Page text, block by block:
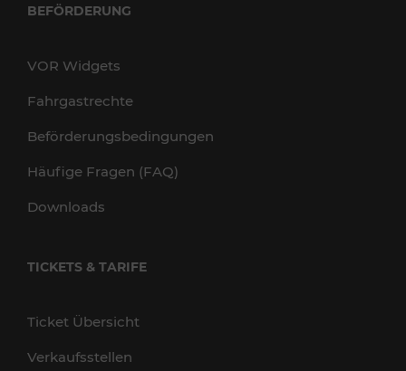
BEFÖRDERUNG
VOR Widgets
Fahrgastrechte
Beförderungsbedingungen
Häufige Fragen (FAQ)
Downloads
TICKETS & TARIFE
Ticket Übersicht
Verkaufsstellen